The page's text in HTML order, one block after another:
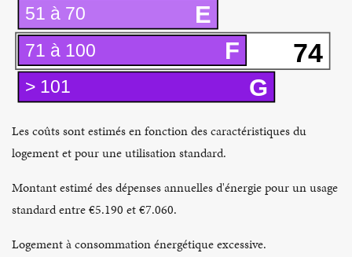
E
51 à 70
74
F
71 à 100
G
> 101
Les coûts sont estimés en fonction des caractéristiques du
logement et pour une utilisation standard.
Montant estimé des dépenses annuelles d'énergie pour un usage
standard entre €5.190 et €7.060.
Logement à consommation énergétique excessive.